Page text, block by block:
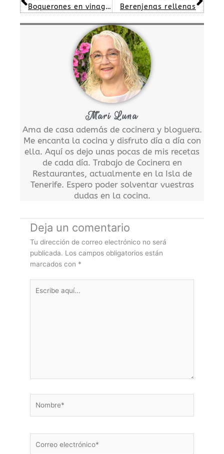
Boquerones en vinagre Berenjenas rellenas
Mari Luna
Ama de casa además de cocinera y bloguera.
Me encanta la cocina y disfruto día a día con
ella. Aquí os dejo unas pocas de mis recetas
de cada día. Trabajo de Cocinera en
Restaurantes, actualmente en la Isla de
Tenerife. Espero poder solventar vuestras
dudas en la cocina.
Deja un comentario
Tu dirección de correo electrónico no será
publicada. Los campos obligatorios están
marcados con *
aquí...
electrónico*